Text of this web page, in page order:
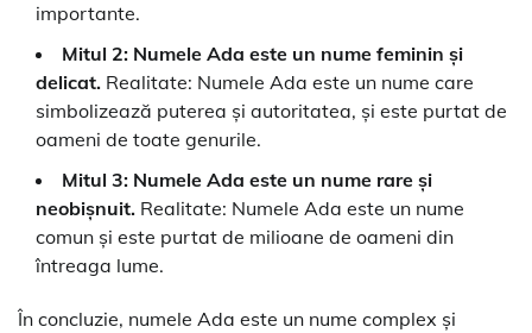
importante.
Mitul 2: Numele Ada este un nume feminin și
delicat. Realitate: Numele Ada este un nume care
simbolizează puterea și autoritatea, și este purtat de
oameni de toate genurile.
Mitul 3: Numele Ada este un nume rare și
neobișnuit. Realitate: Numele Ada este un nume
comun și este purtat de milioane de oameni din
întreaga lume.
În concluzie, numele Ada este un nume complex și